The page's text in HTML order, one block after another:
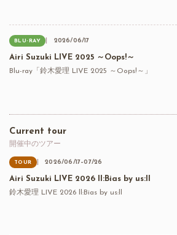
BLU-RAY 2026/06/17
Airi Suzuki LIVE 2025 ～Oops!～
Blu-ray「鈴木愛理 LIVE 2025 ～Oops!～」
Current tour
開催中のツアー
TOUR 2026/06/17–07/26
Airi Suzuki LIVE 2026 ll:Bias by us:ll
鈴木愛理 LIVE 2026 ll:Bias by us:ll